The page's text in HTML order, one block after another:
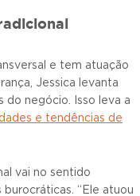
e tem atuação
Jessica levanta
do negócio. Isso leva a
e tendências de
vai no sentido
“Ele atuou